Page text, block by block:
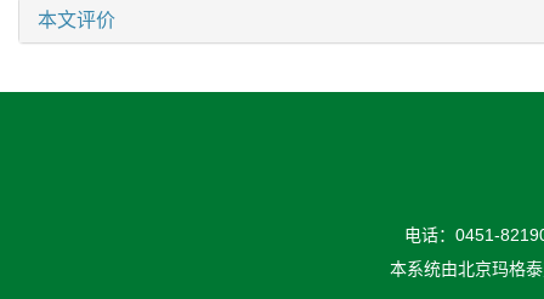
本文评价
电话：0451-
本系统由北京玛格